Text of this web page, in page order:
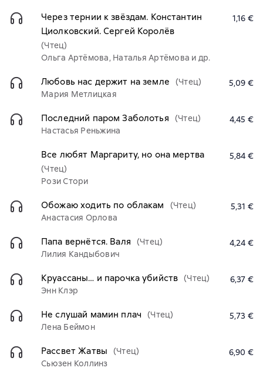
Через тернии к звёздам. Константин
Циолковский. Сергей Королёв
(Чтец)
Ольга Артёмова, Наталья Артёмова и др.
1,16 €
Любовь нас держит на земле
(Чтец)
Мария Метлицкая
5,09 €
Последний паром Заболотья
(Чтец)
Настасья Реньжина
4,45 €
Все любят Маргариту, но она мертва
(Чтец)
Рози Стори
5,84 €
Обожаю ходить по облакам
(Чтец)
Анастасия Орлова
5,31 €
Папа вернётся. Валя
(Чтец)
Лилия Кандыбович
4,24 €
Круассаны… и парочка убийств (Чтец)
Энн Клэр
6,37 €
Не слушай мамин плач
(Чтец)
Лена Беймон
5,73 €
Рассвет Жатвы
(Чтец)
Сьюзен Коллинз
6,90 €